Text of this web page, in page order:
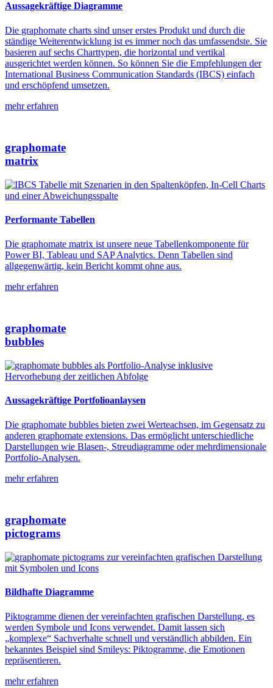
Aussagekräftige Diagramme
Die graphomate charts sind unser erstes Produkt und durch die
ständige Weiterentwicklung ist es immer noch das umfassendste. Sie
basieren auf sechs Charttypen, die horizontal und vertikal
ausgerichtet werden können. So können Sie die Empfehlungen der
International Business Communication Standards (IBCS) einfach
und erschöpfend umsetzen.
mehr erfahren
graphomate
matrix
Performante Tabellen
Die graphomate matrix ist unsere neue Tabellenkomponente für
Power BI, Tableau und SAP Analytics. Denn Tabellen sind
allgegenwärtig, kein Bericht kommt ohne aus.
mehr erfahren
graphomate
bubbles
Aussagekräftige Portfolioanlaysen
Die graphomate bubbles bieten zwei Werteachsen, im Gegensatz zu
anderen graphomate extensions. Das ermöglicht unterschiedliche
Darstellungen wie Blasen-, Streudiagramme oder mehrdimensionale
Portfolio-Analysen.
mehr erfahren
graphomate
pictograms
Bildhafte Diagramme
Piktogramme dienen der vereinfachten grafischen Darstellung, es
werden Symbole und Icons verwendet. Damit lassen sich
„komplexe“ Sachverhalte schnell und verständlich abbilden. Ein
bekanntes Beispiel sind Smileys: Piktogramme, die Emotionen
repräsentieren.
mehr erfahren